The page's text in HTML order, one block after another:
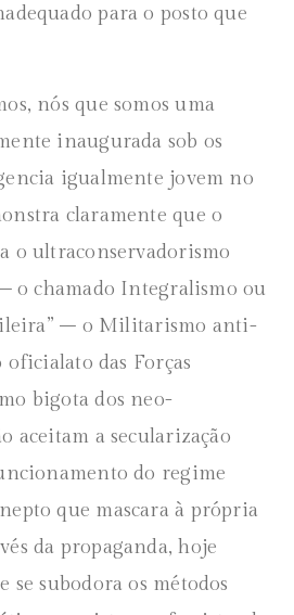
para o posto que
nós que somos uma
inaugurada sob os
igualmente jovem no
claramente que o
o ultraconservadorismo
o chamado Integralismo ou
– o Militarismo anti-
das Forças
bigota dos neo-
aceitam a secularização
do regime
que mascara à própria
da propaganda, hoje
se subodora os métodos